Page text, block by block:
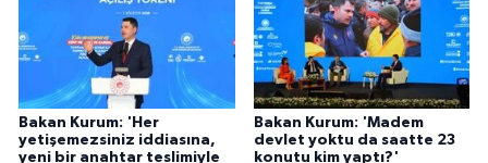
Bakan Kurum: 'Her
yetişemezsiniz iddiasına,
yeni bir anahtar teslimiyle
Bakan Kurum: 'Madem
devlet yoktu da saatte 23
konutu kim yaptı?'